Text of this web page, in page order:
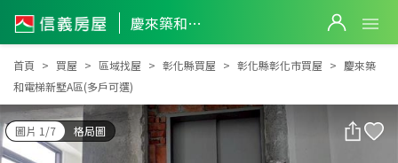
慶來築和電梯新墅A區(多戶可選)
慶來築和電梯新墅A區(多戶可選)
首頁 買屋 區域找屋 彰化縣買屋 彰化縣彰化市買屋
慶來築
和電梯新墅A區(多戶可選)
圖片 1/7 格局圖